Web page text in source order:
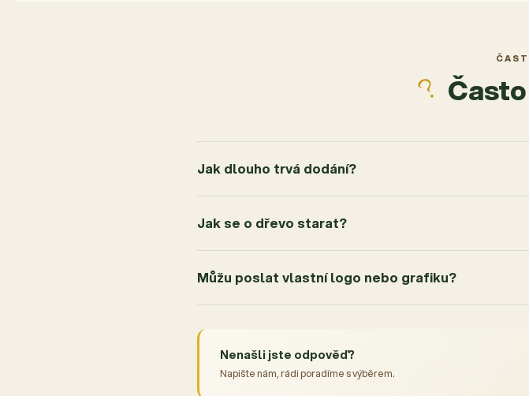
Jak dlouho trvá dodání?
Jak se o dřevo starat?
Můžu poslat vlastní logo nebo grafiku?
Nenašli jste odpověď?
Napište nám, rádi poradíme s výběrem.